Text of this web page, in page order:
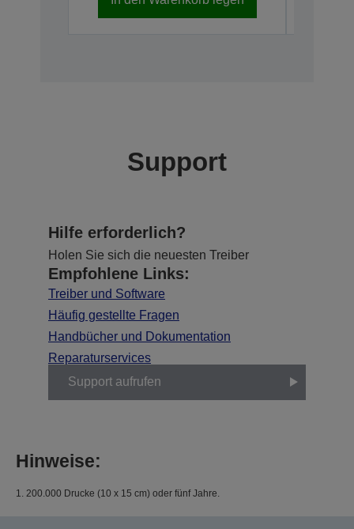
Support
Hilfe erforderlich?
Holen Sie sich die neuesten Treiber
Empfohlene Links:
Treiber und Software
Häufig gestellte Fragen
Handbücher und Dokumentation
Reparaturservices
Support aufrufen
Hinweise:
1. 200.000 Drucke (10 x 15 cm) oder fünf Jahre.